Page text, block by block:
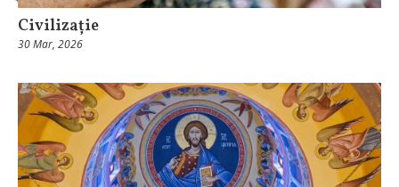
Civilizație
30 Mar, 2026